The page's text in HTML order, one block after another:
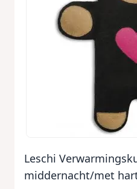
Leschi
middernacht/met